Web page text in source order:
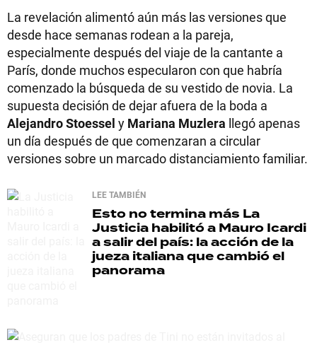
La revelación alimentó aún más las versiones que
desde hace semanas rodean a la pareja,
especialmente después del viaje de la cantante a
París, donde muchos especularon con que habría
comenzado la búsqueda de su vestido de novia. La
supuesta decisión de dejar afuera de la boda a
Alejandro Stoessel y Mariana Muzlera llegó apenas
un día después de que comenzaran a circular
versiones sobre un marcado distanciamiento familiar.
LEE TAMBIÉN
Esto no termina más La
Justicia habilitó a Mauro Icardi
a salir del país: la acción de la
jueza italiana que cambió el
panorama